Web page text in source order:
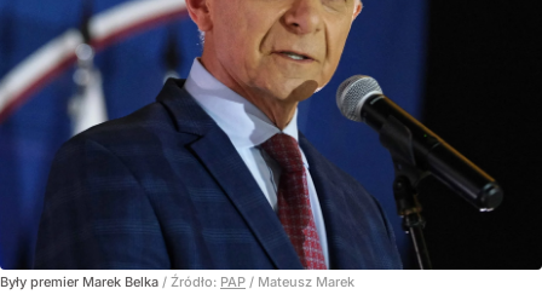
Były premier Marek Belka / Źródło: PAP / Mateusz Marek